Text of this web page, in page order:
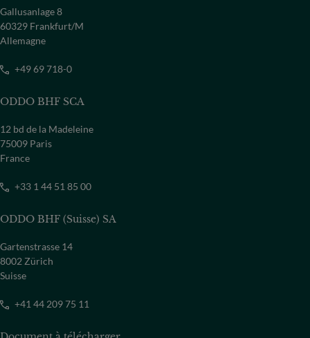
Gallusanlage 8
60329 Frankfurt/M
Allemagne
+49 69 718-0
ODDO BHF SCA
12 bd de la Madeleine
75009 Paris
France
+33 1 44 51 85 00
ODDO BHF (Suisse) SA
Gartenstrasse 14
8002 Zürich
Suisse
+41 44 209 75 11